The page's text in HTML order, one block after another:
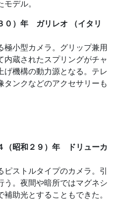
デル。
０）年 ガリレオ （イタリ
極小型カメラ。グリップ兼用
蔵されたスプリングがチャ
げ機構の動力源となる。テレ
タンクなどのアクセサリーも
（昭和２９）年 ドリューカ
ピストルタイプのカメラ。引
う。夜間や暗所ではマグネシ
助光とすることもできた。